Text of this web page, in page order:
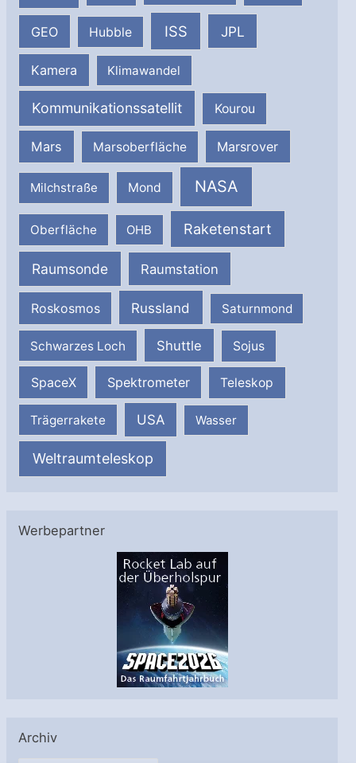
GEO Hubble ISS JPL
Kamera Klimawandel
Kommunikationssatellit Kourou
Mars Marsoberfläche Marsrover
Milchstraße Mond NASA
Oberfläche OHB Raketenstart
Raumsonde Raumstation
Roskosmos Russland Saturnmond
Schwarzes Loch Shuttle Sojus
SpaceX Spektrometer Teleskop
Trägerrakete USA Wasser
Weltraumteleskop
Werbepartner
Archiv